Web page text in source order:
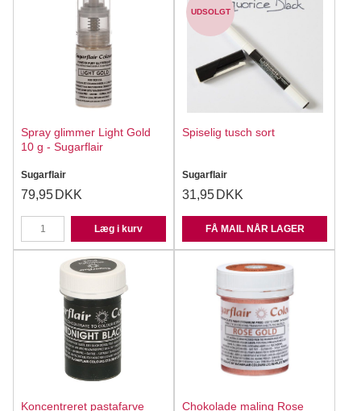
Spray glimmer Light Gold
10 g - Sugarflair
Sugarflair
79,95 DKK
Læg i kurv
UDSOLGT
Spiselig tusch sort
Sugarflair
31,95 DKK
FÅ MAIL NÅR LAGER
Koncentreret pastafarve Chokolade maling Rose